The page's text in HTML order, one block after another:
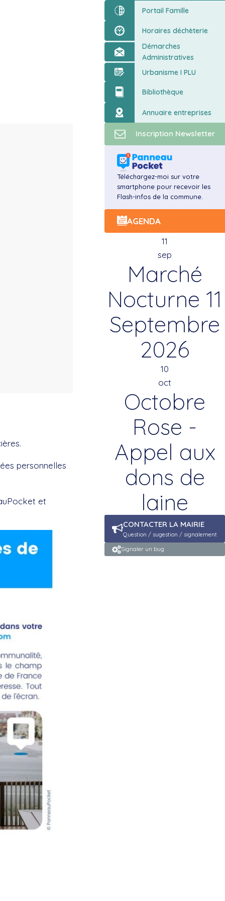
Portail Famille
Horaires déchèterie
Démarches
Administratives
Urbanisme I PLU
Bibliothèque
Annuaire entreprises
Inscription Newsletter
Téléchargez-moi sur votre
smartphone pour recevoir les
Flash-infos de la commune.
AGENDA
11
sep
Marché
Nocturne 11
Septembre
2026
10
oct
Octobre
Rose -
Appel aux
dons de
laine
CONTACTER LA MAIRIE
Question / sugestion / signalement
Signaler un bug
personnelles
et